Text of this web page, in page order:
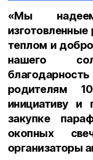
«Мы
теплом и
нашего
родителям
инициативу и
закупке
окопных
организаторы